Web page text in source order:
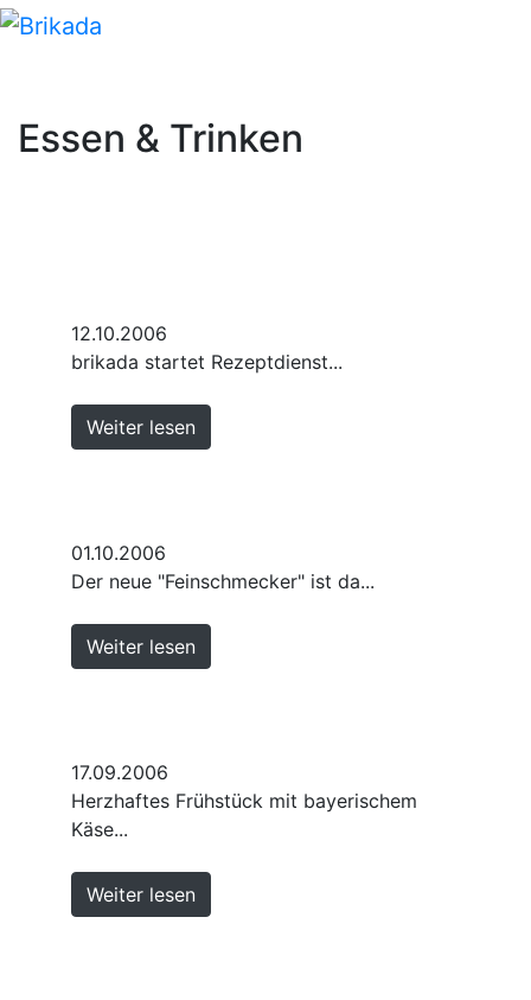
Essen & Trinken
12.10.2006
brikada startet Rezeptdienst...
Weiter lesen
01.10.2006
Der neue "Feinschmecker" ist da...
Weiter lesen
17.09.2006
Herzhaftes Frühstück mit bayerischem
Käse...
Weiter lesen